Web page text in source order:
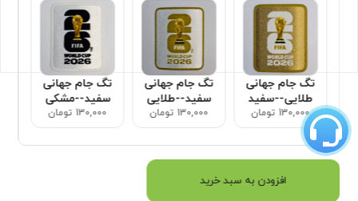
تگ جام جهانی
طلایی--سفید
130,000 تومان
تگ جام جهانی
سفید--طلایی
130,000 تومان
تگ جام جهانی
سفید--مشکی
130,000 تومان
افزودن به سبد خرید